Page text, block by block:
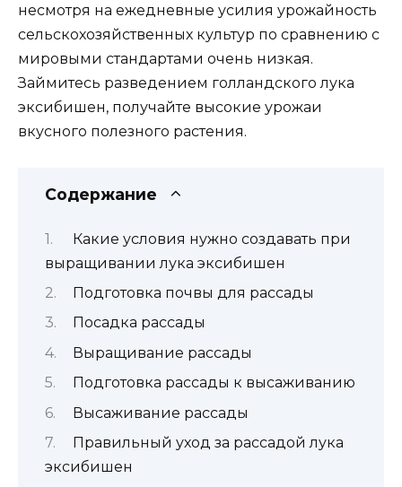
несмотря на ежедневные усилия урожайность
сельскохозяйственных культур по сравнению с
мировыми стандартами очень низкая.
Займитесь разведением голландского лука
эксибишен, получайте высокие урожаи
вкусного полезного растения.
Содержание
Какие условия нужно создавать при
выращивании лука эксибишен
Подготовка почвы для рассады
Посадка рассады
Выращивание рассады
Подготовка рассады к высаживанию
Высаживание рассады
Правильный уход за рассадой лука
эксибишен